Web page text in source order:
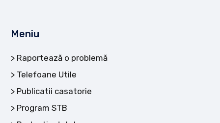
Meniu
Raportează o problemă
Telefoane Utile
Publicatii casatorie
Program STB